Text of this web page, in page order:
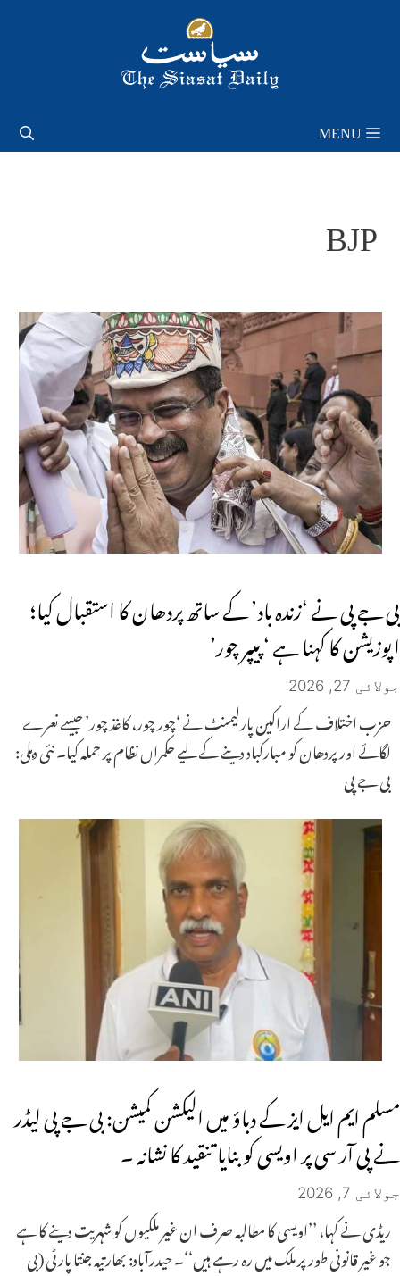
MENU
BJP
بی جے پی نے ‘زندہ باد’ کے ساتھ پردھان کا استقبال کیا؛
اپوزیشن کا کہنا ہے ‘پیپر چور’
جولائی 27, 2026
حزب اختلاف کے اراکین پارلیمنٹ نے ‘چور چور، کاغذ چور’ جیسے نعرے
لگائے اور پردھان کو مبارکباد دینے کے لیے حکمراں نظام پر حملہ کیا۔ نئی دہلی:
بی جے پی
مسلم ایم ایل ایز کے دباؤ میں الیکشن کمیشن: بی جے پی لیڈر
نے پی آر سی پر اویسی کو بنایا تنقید کا نشانہ ۔
جولائی 7, 2026
ریڈی نے کہا، ’’اویسی کا مطالبہ صرف ان غیر ملکیوں کو شہریت دینے کا ہے
جو غیر قانونی طور پر ملک میں رہ رہے ہیں‘‘۔ حیدرآباد: بھارتیہ جنتا پارٹی (بی